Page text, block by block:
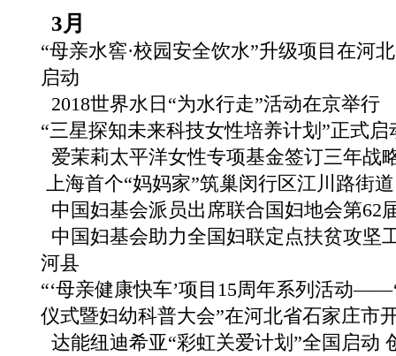
3月
“母亲水窖·校园安全饮水”升级项目在河
启动
2018世界水日“为水行走”活动在京举行
“三星探知未来科技女性培养计划”正式启
爱茉莉太平洋女性专项基金签订三年战
上海首个“妈妈家”筑巢闵行区江川路街道
中国妇基会派员出席联合国妇地会第62
中国妇基会助力全国妇联定点扶贫攻坚
河县
“‘母亲健康快车’项目15周年系列活动
仪式暨妇幼科普大会”在河北省石家庄市
达能纽迪希亚“彩虹关爱计划”全国启动